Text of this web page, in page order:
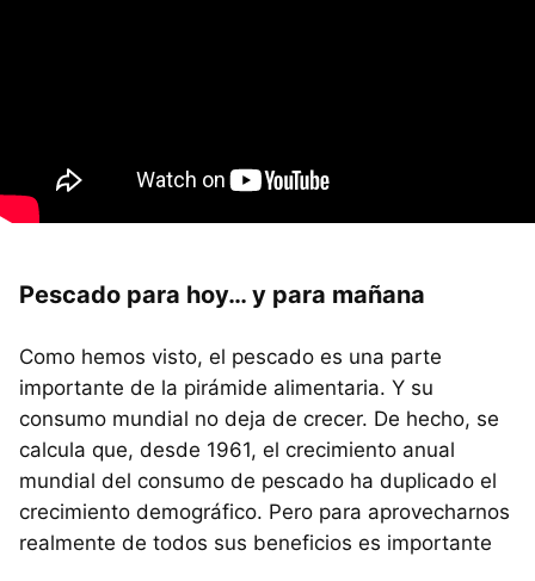
Pescado para hoy… y para mañana
Como hemos visto, el pescado es una parte
importante de la pirámide alimentaria. Y su
consumo mundial no deja de crecer. De hecho, se
calcula que, desde 1961, el crecimiento anual
mundial del consumo de pescado ha duplicado el
crecimiento demográfico. Pero para aprovecharnos
realmente de todos sus beneficios es importante